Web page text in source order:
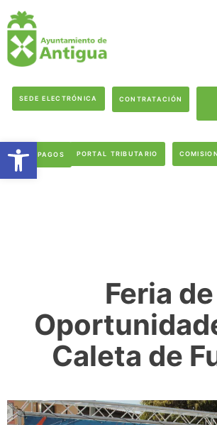
SEDE ELECTRÓNICA CONTRATACIÓN
PAGOS PORTAL TRIBUTARIO
Feria de
Caleta de
Abrir barra de